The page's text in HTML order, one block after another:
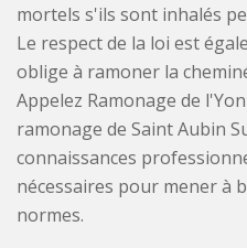
mortels s'ils sont inhalés
Le respect de la loi est
oblige à ramoner la
Appelez Ramonage de
ramonage de Saint Aubin
connaissances
nécessaires pour mener à
normes.